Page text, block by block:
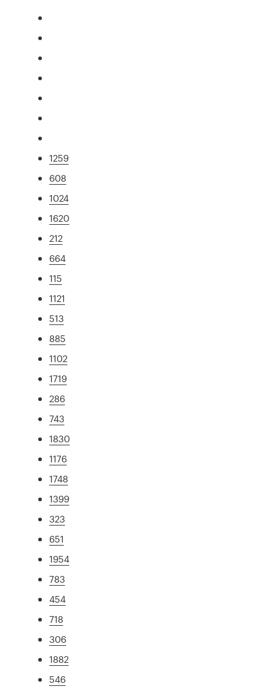
1259
608
1024
1620
212
664
115
1121
513
885
1102
1719
286
743
1830
1176
1748
1399
323
651
1954
783
454
718
306
1882
546